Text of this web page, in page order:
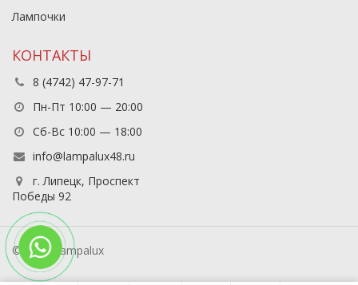
Лампочки
КОНТАКТЫ
8 (4742) 47-97-71
Пн-Пт 10:00 — 20:00
Сб-Вс 10:00 — 18:00
info@lampalux48.ru
г. Липецк, Проспект
Победы 92
© 2026 Lampalux